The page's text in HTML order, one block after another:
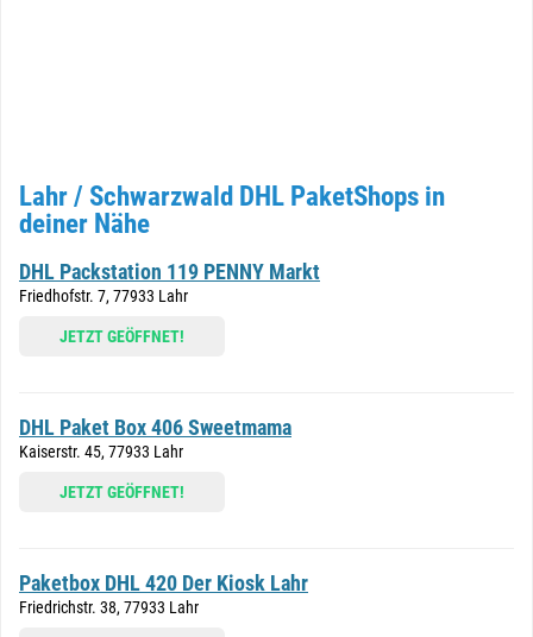
Lahr / Schwarzwald DHL PaketShops in
deiner Nähe
DHL Packstation 119 PENNY Markt
Friedhofstr. 7, 77933 Lahr
JETZT GEÖFFNET!
DHL Paket Box 406 Sweetmama
Kaiserstr. 45, 77933 Lahr
JETZT GEÖFFNET!
Paketbox DHL 420 Der Kiosk Lahr
Friedrichstr. 38, 77933 Lahr